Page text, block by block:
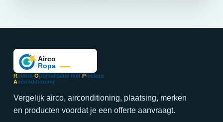
Ruimte-Optimalisatie met Precieze
Airconditioning
Vergelijk airco, airconditioning, plaatsing, merken
en producten voordat je een offerte aanvraagt.